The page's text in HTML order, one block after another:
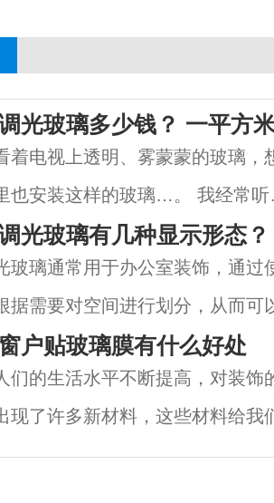
光玻璃多少钱？ 一平方
视上透明、雾蒙蒙的玻璃，
也安装这样的玻璃…。 我经常听
大家都很喜欢调光玻璃。 但是，
，或者只是在电视上看到过，表
南通调光玻璃也被称为雾化
光玻璃有几种显示形态？
玻璃通常用于办公室装饰，通过
据需要对空间进行划分，从而可
各种家庭和办公目的。调光膜的
达到了一个新的高度，可以更好
户贴玻璃膜有什么好处
们的生活水平不断提高，对装饰
现了许多新材料，这些材料给我
，即使是玻璃膜之一。玻璃膜可